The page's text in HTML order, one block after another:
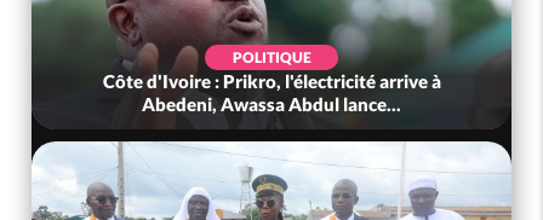
POLITIQUE
Côte d'Ivoire : Prikro, l'électricité arrive à
Abedeni, Awassa Abdul lance...